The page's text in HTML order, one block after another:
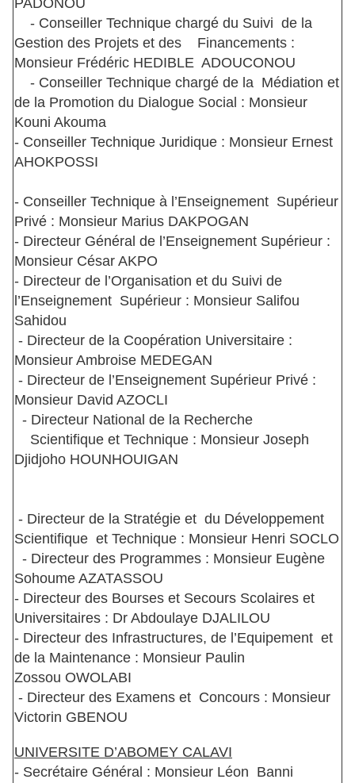
PADONOU
- Conseiller Technique chargé du Suivi de la
Gestion des Projets et des Financements :
Monsieur Frédéric HEDIBLE ADOUCONOU
- Conseiller Technique chargé de la Médiation et
de la Promotion du Dialogue Social : Monsieur
Kouni Akouma
- Conseiller Technique Juridique : Monsieur Ernest
AHOKPOSSI
- Conseiller Technique à l’Enseignement Supérieur
Privé : Monsieur Marius DAKPOGAN
- Directeur Général de l’Enseignement Supérieur :
Monsieur César AKPO
- Directeur de l’Organisation et du Suivi de
l’Enseignement Supérieur : Monsieur Salifou
Sahidou
- Directeur de la Coopération Universitaire :
Monsieur Ambroise MEDEGAN
- Directeur de l’Enseignement Supérieur Privé :
Monsieur David AZOCLI
- Directeur National de la Recherche
Scientifique et Technique : Monsieur Joseph
Djidjoho HOUNHOUIGAN
- Directeur de la Stratégie et du Développement
Scientifique et Technique : Monsieur Henri SOCLO
- Directeur des Programmes : Monsieur Eugène
Sohoume AZATASSOU
- Directeur des Bourses et Secours Scolaires et
Universitaires : Dr Abdoulaye DJALILOU
- Directeur des Infrastructures, de l’Equipement et
de la Maintenance : Monsieur Paulin
Zossou OWOLABI
- Directeur des Examens et Concours : Monsieur
Victorin GBENOU
UNIVERSITE D’ABOMEY CALAVI
- Secrétaire Général : Monsieur Léon Banni